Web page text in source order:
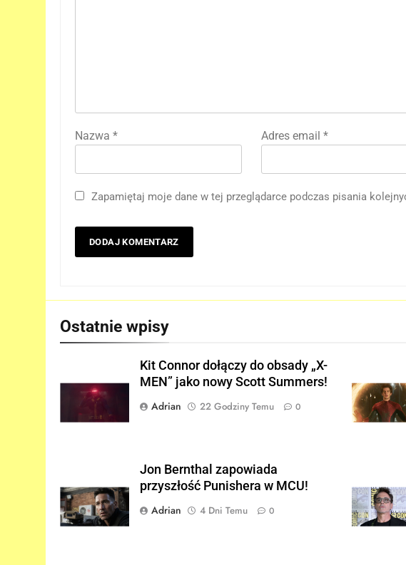
Nazwa * Adres email *
Zapamiętaj moje dane w tej przeglądarce podczas pisania
Ostatnie wpisy
Kit Connor dołączy do obsady „X-
MEN” jako nowy Scott Summers!
Adrian
22 Godziny Temu 0
Jon Bernthal zapowiada
przyszłość Punishera w MCU!
Adrian
4 Dni Temu 0
5
NEW DAY” i… potwierdził swój
powrót!
Niesamowitego Spider-Mana
jest warta tysiące dolarów!
GADŻETY
7
„AVENGERS: DOOMSDAY”!
FILMY
8
„DUŻE DZIECI 3” OFICJALNIE